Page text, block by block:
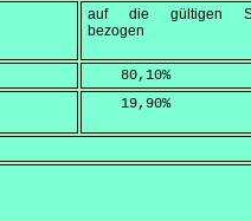
auf die gültigen
bezogen
    80,10
%
    19,90
%